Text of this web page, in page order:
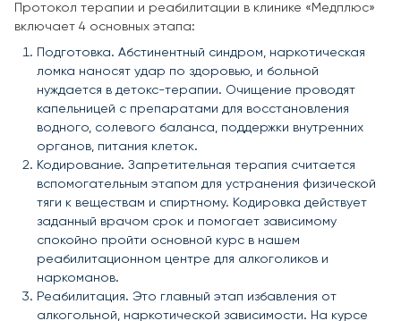
Протокол терапии и реабилитации в клинике «Медплюс»
включает 4 основных этапа:
Подготовка. Абстинентный синдром, наркотическая
ломка наносят удар по здоровью, и больной
нуждается в детокс-терапии. Очищение проводят
капельницей с препаратами для восстановления
водного, солевого баланса, поддержки внутренних
органов, питания клеток.
Кодирование. Запретительная терапия считается
вспомогательным этапом для устранения физической
тяги к веществам и спиртному. Кодировка действует
заданный врачом срок и помогает зависимому
спокойно пройти основной курс в нашем
реабилитационном центре для алкоголиков и
наркоманов.
Реабилитация. Это главный этап избавления от
алкогольной, наркотической зависимости. На курсе